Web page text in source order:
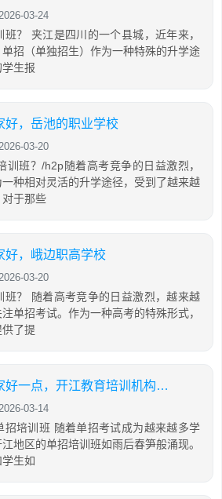
03-24
？ 夹江是四川的一个县城，近年来，
招（单独招生）作为一种特殊的升学途
生报
好，岳池的职业学校
03-20
训班？/h2p随着高考竞争的日益激烈，
种相对灵活的升学途径，受到了越来越
于那些
好，峨边职高学校
03-20
班？ 随着高考竞争的日益激烈，越来越
单招考试。作为一种高考的特殊形式，
了提
开江单招培训班哪家好一点，开江教育培训机构有哪些
03-14
招培训班 随着单招考试成为越来越多学
地区的单招培训班如雨后春笋般涌现。
生如